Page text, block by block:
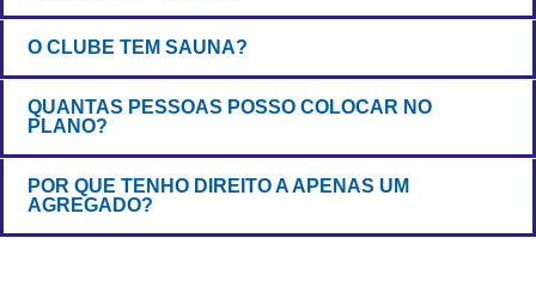
O CLUBE TEM SAUNA?
QUANTAS PESSOAS POSSO COLOCAR NO
PLANO?
POR QUE TENHO DIREITO A APENAS UM
AGREGADO?